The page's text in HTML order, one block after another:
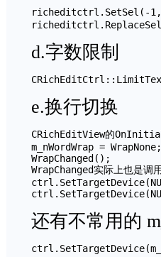
richeditctrl.SetSel(-1,
d.字数限制
e.换行切换
CRichEditView的
m_nWordWrap = WrapNone;
WrapChanged();
WrapChanged实际上也是调用
还有不常用的